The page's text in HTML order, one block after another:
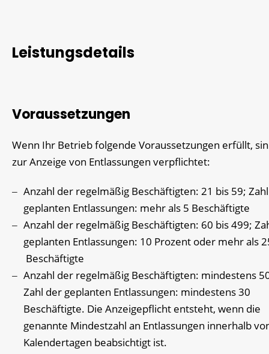
Leistungsdetails
Voraussetzungen
Wenn Ihr Betrieb folgende Voraussetzungen erfüllt,
zur Anzeige von Entlassungen verpflichtet:
Anzahl der regelmäßig Beschäftigten: 21 bis 59;
geplanten Entlassungen: mehr als 5 Beschäftigte
Anzahl der regelmäßig Beschäftigten: 60 bis 499;
geplanten Entlassungen: 10 Prozent oder mehr als
Beschäftigte
Anzahl der regelmäßig Beschäftigten: mindestens
Zahl der geplanten Entlassungen: mindestens 30
Beschäftigte. Die Anzeigepflicht entsteht, wenn die
genannte Mindestzahl an Entlassungen innerhalb
Kalendertagen beabsichtigt ist.